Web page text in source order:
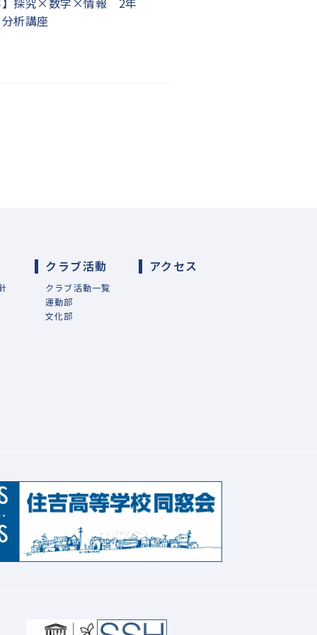
析講座
クラブ活動
クラブ活動一覧
運動部
文化部
アクセス